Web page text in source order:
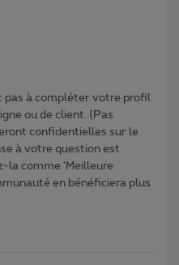
à compléter votre profil
ou de client. (Pas
confidentielles sur le
à votre question est
la comme ‘Meilleure
en bénéficiera plus